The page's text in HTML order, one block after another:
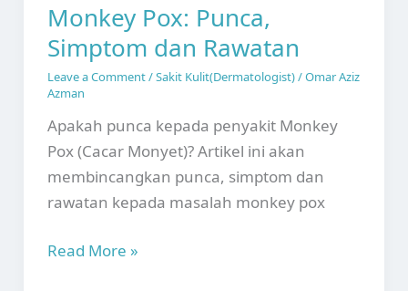
Monkey Pox: Punca,
Simptom dan Rawatan
Leave a Comment/Sakit Kulit(Dermatologist)/Omar Aziz
Azman
Apakah punca kepada penyakit Monkey
Pox (Cacar Monyet)? Artikel ini akan
membincangkan punca, simptom dan
rawatan kepada masalah monkey pox
Monkey
Read More »